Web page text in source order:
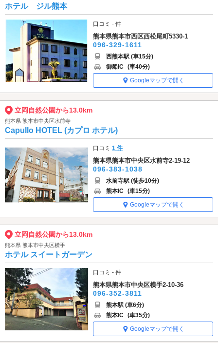
ホテル ジル熊本
口コミ - 件
熊本県熊本市西区西松尾町5330-1
096-329-1611
西熊本駅 (車15分)
御船IC (車40分)
Googleマップで開く
立岡自然公園から13.0km
熊本県 熊本市中央区水前寺
Capullo HOTEL (カプロ ホテル)
口コミ1 件
熊本県熊本市中央区水前寺2-19-12
096-383-1038
水前寺駅 (徒歩10分)
熊本IC (車15分)
Googleマップで開く
立岡自然公園から13.0km
熊本県 熊本市中央区横手
ホテル スイートガーデン
口コミ - 件
熊本県熊本市中央区横手2-10-36
096-352-3811
熊本駅 (車6分)
熊本IC (車35分)
Googleマップで開く